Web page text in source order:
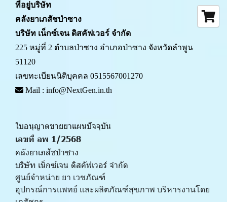
ที่อยู่บริษัท
คลังยาเภสัชป่าซาง
บริษัท เน็กซ์เจน ดิสคัฟเวอร์ จำกัด
225 หมู่ที่ 2 ตำบลป่าซาง อำเภอป่าซาง จังหวัดลำพูน
51120
เลขทะเบียนนิติบุคคล 0515567001270
Mail : info@NextGen.in.th
ใบอนุญาตขายยาแผนปัจจุบัน
เลขที่ ลพ 1/2568
คลังยาเภสัชป่าซาง
บริษัท เน็กซ์เจน ดิสคัฟเวอร์ จำกัด
ศูนย์จำหน่าย ยา เวชภัณฑ์
﻿อุปกรณ์การแพทย์ และผลิตภัณฑ์สุขภาพ บริหารงานโดย